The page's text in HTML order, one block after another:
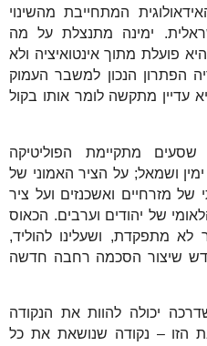
המתחייבת מהשינוי
ימינה מתנצלת על מה
פועלת מתוך אינטואיציה ולא
הפתרון הנכון למשבר העמוק
עדיין מתקשה לומר אותו בקול
מתקיימת הפוליטיקה
ושמאל; על הציר האמוני של
של מזרחיים ואשכנזים ועל ציר
של יהודים וערבים. הכאוס
לא מתפקדת, ושעלינו להוליד,
שיצור הסכמה רחבה חדשה
יכולה להוות את הנקודה
הזו – נקודה שנושאת את כל